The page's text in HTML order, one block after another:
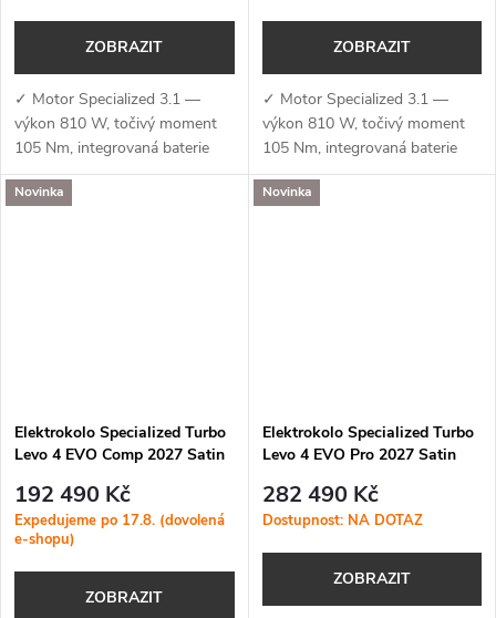
ZOBRAZIT
✓ Motor Specialized 3.1 —
výkon 810 W, točivý moment
105 Nm, integrovaná baterie
840 Wh a podpora aplikace
Specialized (MicroTune, OTA
ZOBRAZIT
✓ Motor Specialized 3.1 —
výkon 810 W, točivý moment
105 Nm, integrovaná baterie
840 Wh a podpora aplikace
Specialized (MicroTune, OTA
Novinka
Elektrokolo Specialized Turbo
Levo 4 EVO Comp 2027 Satin
192 490 Kč
Expedujeme po 17.8. (dovolená
e-shopu)
ZOBRAZIT
Novinka
Elektrokolo Specialized Turbo
Levo 4 EVO Pro 2027 Satin
282 490 Kč
Dostupnost: NA DOTAZ
ZOBRAZIT